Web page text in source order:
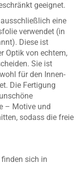
geeignet.
eine
verwendet (in
Diese ist
Optik von echtem,
Sie ist
für den Innen-
Die Fertigung
– Motive und
sodass die freie
sich in